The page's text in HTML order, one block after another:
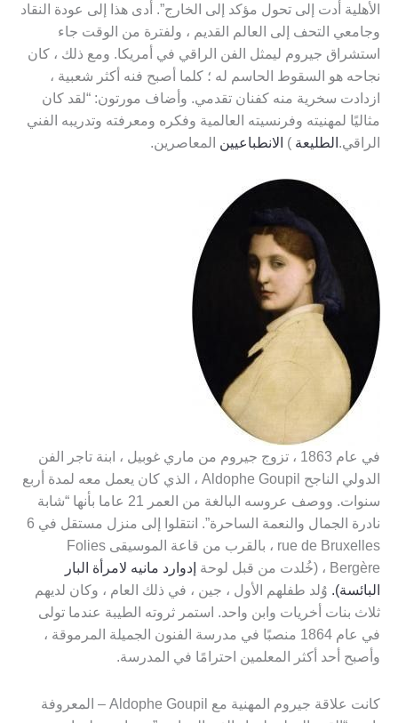
الأهلية أدت إلى تحول مؤكد إلى الخارج”. أدى هذا إلى عودة النقاد
وجامعي التحف إلى العالم القديم ، ولفترة من الوقت جاء
استشراق جيروم ليمثل الفن الراقي في أمريكا. ومع ذلك ، كان
نجاحه هو السقوط الحاسم له ؛ كلما أصبح فنه أكثر شعبية ،
ازدادت سخرية منه كفنان تقدمي. وأضاف مورتون: “لقد كان
مثاليًا لمهنيته وفرنسيته العالمية وفكره ومعرفته وتدريبه الفني
الراقي. الطليعة ) الانطباعيين المعاصرين.
في عام 1863 ، تزوج جيروم من ماري غوبيل ، ابنة تاجر الفن
الدولي الناجح Aldophe Goupil ، الذي كان يعمل معه لمدة أربع
سنوات. ووصف عروسه البالغة من العمر 21 عاما بأنها “شابة
نادرة الجمال والنعمة الساحرة”. انتقلوا إلى منزل مستقل في 6
rue de Bruxelles ، بالقرب من قاعة الموسيقى Folies
Bergère ، (خُلدت من قبل لوحة
إدوارد مانيه لامرأة البار
البائسة). وُلد طفلهم الأول ، جين ، في ذلك العام ، وكان لديهم
ثلاث بنات أخريات وابن واحد. استمر ثروته الطيبة عندما تولى
في عام 1864 منصبًا في مدرسة الفنون الجميلة المرموقة ،
وأصبح أحد أكثر المعلمين احترامًا في المدرسة.
كانت علاقة جيروم المهنية مع Aldophe Goupil – المعروفة